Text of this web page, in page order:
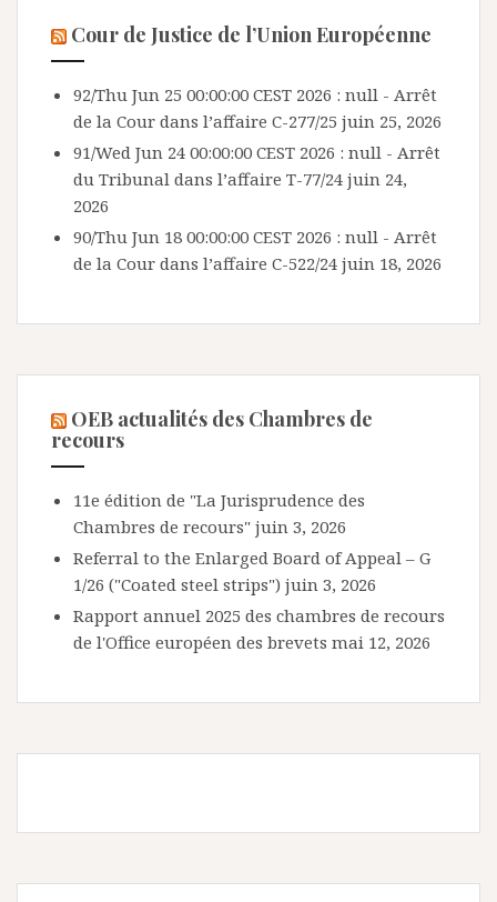
Cour de Justice de l’Union Européenne
92/Thu Jun 25 00:00:00 CEST 2026 : null - Arrêt
de la Cour dans l’affaire C-277/25 juin 25, 2026
91/Wed Jun 24 00:00:00 CEST 2026 : null - Arrêt
du Tribunal dans l’affaire T-77/24 juin 24,
2026
90/Thu Jun 18 00:00:00 CEST 2026 : null - Arrêt
de la Cour dans l’affaire C-522/24 juin 18, 2026
OEB actualités des Chambres de
recours
11e édition de "La Jurisprudence des
Chambres de recours" juin 3, 2026
Referral to the Enlarged Board of Appeal – G
1/26 ("Coated steel strips") juin 3, 2026
Rapport annuel 2025 des chambres de recours
de l'Office européen des brevets mai 12, 2026